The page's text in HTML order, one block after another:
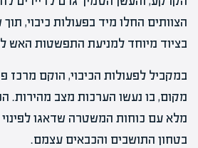
הצוותים החלו מיד בפעולות כיבוי,
בציוד מיוחד למניעת התפשטות האש
במקביל לפעולות הכיבוי, הוקם מרכז
מקום, בו נעשו הערכות מצב מהירות.
מלא עם כוחות המשטרה שדאגו
בטחון התושבים והכבאים עצמם.